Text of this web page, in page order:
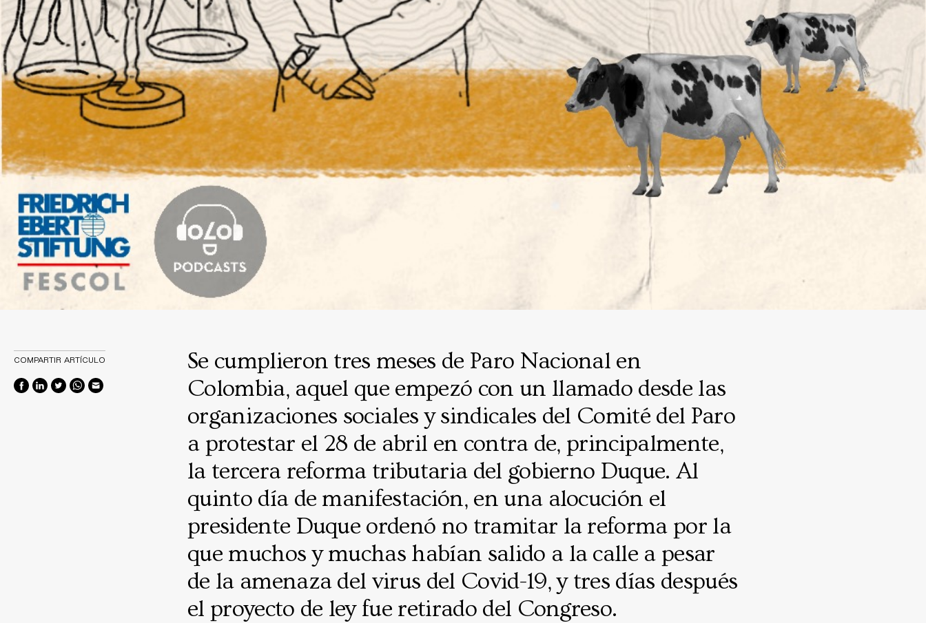
Se cumplieron tres meses de Paro Nacional en
Colombia, aquel que empezó con un llamado desde las
organizaciones sociales y sindicales del Comité del Paro
a protestar el 28 de abril en contra de, principalmente,
la tercera reforma tributaria del gobierno Duque. Al
quinto día de manifestación, en una alocución el
presidente Duque ordenó no tramitar la reforma por la
que muchos y muchas habían salido a la calle a pesar
de la amenaza del virus del Covid-19, y tres días después
el proyecto de ley fue retirado del Congreso.
COMPARTIR ARTÍCULO